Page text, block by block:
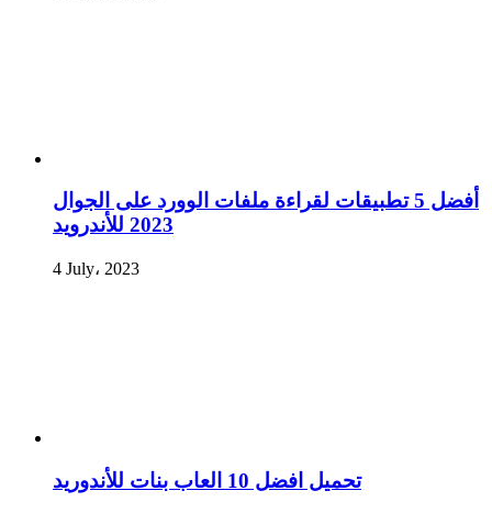
أفضل 5 تطبيقات لقراءة ملفات الوورد على الجوال
2023 للأندرويد
4 July، 2023
تحميل افضل 10 العاب بنات للأندوريد